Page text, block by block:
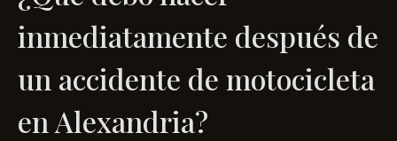
inmediatamente después de
un accidente de motocicleta
en Alexandria?